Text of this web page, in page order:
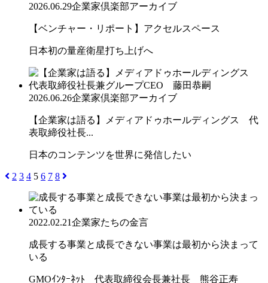
2026.06.29企業家倶楽部アーカイブ
【ベンチャー・リポート】アクセルスペース
日本初の量産衛星打ち上げへ
2026.06.26企業家倶楽部アーカイブ
【企業家は語る】メディアドゥホールディングス 代
表取締役社長...
日本のコンテンツを世界に発信したい
2 3 4 5 6 7 8
2022.02.21企業家たちの金言
成長する事業と成長できない事業は最初から決まって
いる
GMOｲﾝﾀｰﾈｯﾄ 代表取締役会長兼社長 熊谷正寿